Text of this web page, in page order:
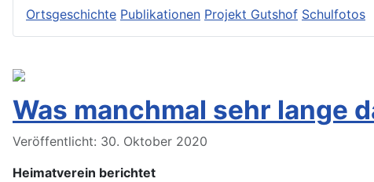
Ortsgeschichte Publikationen Projekt Gutshof Schulfotos
Was manchmal sehr lange
Veröffentlicht: 30. Oktober 2020
Heimatverein berichtet